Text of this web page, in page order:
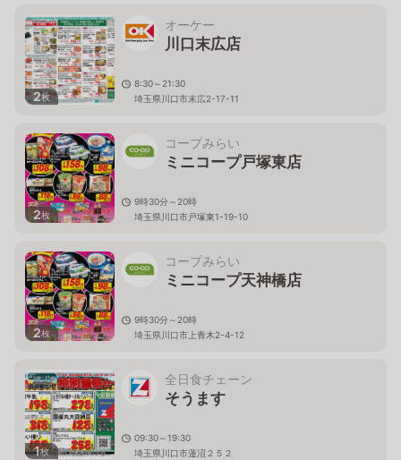
2枚
オーケー
川口末広店
8:30～21:30
埼玉県川口市末広2-17-11
2枚
コープみらい
ミニコープ戸塚東店
9時30分～20時
埼玉県川口市戸塚東1-19-10
2枚
コープみらい
ミニコープ天神橋店
9時30分～20時
埼玉県川口市上青木2-4-12
1枚
全日食チェーン
そうます
09:30～19:30
埼玉県川口市蓮沼２５２